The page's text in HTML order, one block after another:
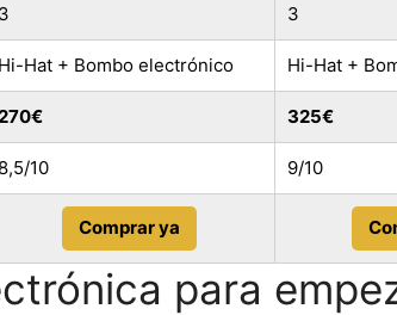
3 3
Hi-Hat + Bombo electrónico Hi-Hat +
270€ 325€
8,5/10 9/10
Comprar ya
para